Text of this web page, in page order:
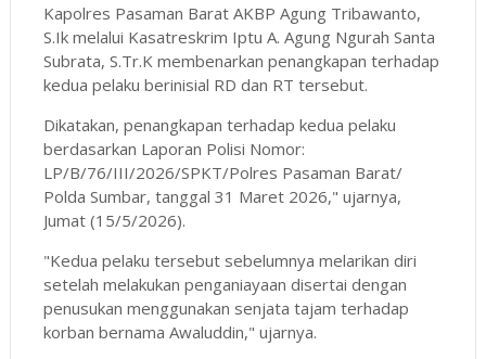
Kapolres Pasaman Barat AKBP Agung Tribawanto,
S.Ik melalui Kasatreskrim Iptu A. Agung Ngurah Santa
Subrata, S.Tr.K membenarkan penangkapan terhadap
kedua pelaku berinisial RD dan RT tersebut.
Dikatakan, penangkapan terhadap kedua pelaku
berdasarkan Laporan Polisi Nomor:
LP/B/76/III/2026/SPKT/Polres Pasaman Barat/
Polda Sumbar, tanggal 31 Maret 2026," ujarnya,
Jumat (15/5/2026).
"Kedua pelaku tersebut sebelumnya melarikan diri
setelah melakukan penganiayaan disertai dengan
penusukan menggunakan senjata tajam terhadap
korban bernama Awaluddin," ujarnya.